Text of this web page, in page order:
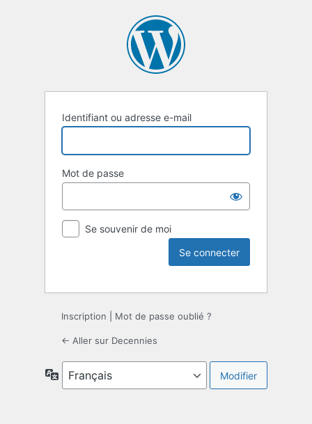
Identifiant ou adresse e-mail
Mot de passe
Se souvenir de moi
Inscription Mot de passe oublié ?
← Aller sur Decennies
Langue